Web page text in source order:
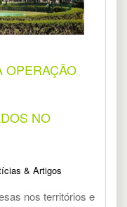
OPERAÇÃO
NO
& Artigos
nos territórios e